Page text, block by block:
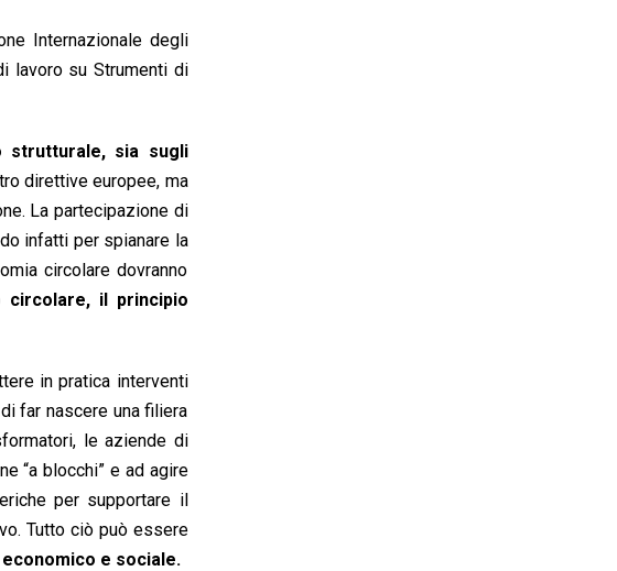
Internazionale degli
lavoro su Strumenti di
strutturale, sia sugli
direttive europee, ma
La partecipazione di
infatti per spianare la
circolare dovranno
il principio
in pratica interventi
far nascere una filiera
le aziende di
“a blocchi” e ad agire
per supportare il
Tutto ciò può essere
e sociale.